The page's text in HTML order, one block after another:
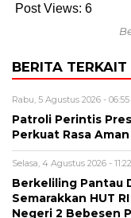
Post Views: 6
BERITA TERKAIT
Rabu, 5 Agustus 2026 -
Patroli Perintis
Perkuat Rasa
Selasa, 4 Agustus 2026 -
Berkeliling Pantau
Semarakkan HUT
Negeri 2 Bebesen